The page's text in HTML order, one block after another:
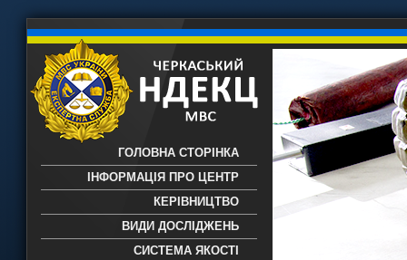
ГОЛОВНА СТОРІНКА
ІНФОРМАЦІЯ ПРО ЦЕНТР
КЕРІВНИЦТВО
ВИДИ ДОСЛІДЖЕНЬ
СИСТЕМА ЯКОСТІ